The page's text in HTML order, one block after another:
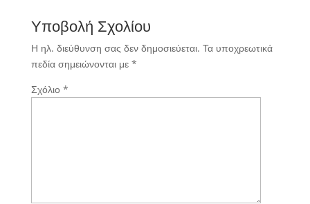
Υποβολή Σχολίου
Η ηλ. διεύθυνση σας δεν δημοσιεύεται. Τα υποχρεωτικά
πεδία σημειώνονται με *
Σχόλιο *